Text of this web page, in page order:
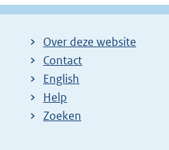
Over deze website
Contact
English
Help
Zoeken